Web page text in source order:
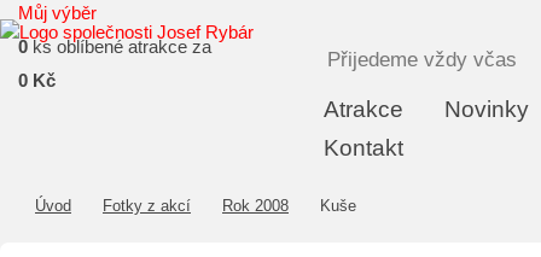
Atrakce
Novinky
Kontakt
Můj výběr
0 ks oblíbené atrakce za
0 Kč
Přijedeme vždy včas
Úvod Fotky z akcí Rok 2008 Kuše